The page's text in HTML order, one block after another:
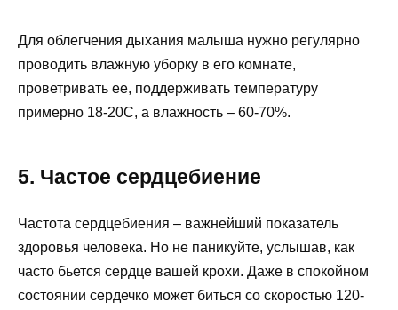
Для облегчения дыхания малыша нужно регулярно
проводить влажную уборку в его комнате,
проветривать ее, поддерживать температуру
примерно 18-20С, а влажность – 60-70%.
5. Частое сердцебиение
Частота сердцебиения – важнейший показатель
здоровья человека. Но не паникуйте, услышав, как
часто бьется сердце вашей крохи. Даже в спокойном
состоянии сердечко может биться со скоростью 120-